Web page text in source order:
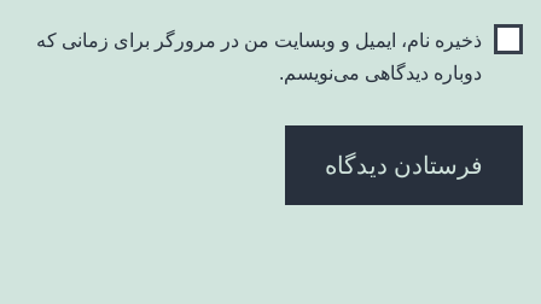
ذخیره نام، ایمیل و وبسایت من در مرورگر برای زمانی که
دوباره دیدگاهی می‌نویسم.